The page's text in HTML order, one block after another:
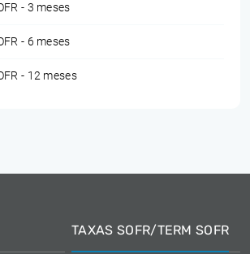
- 3 meses
- 6 meses
- 12 meses
TAXAS SOFR/TERM SOFR